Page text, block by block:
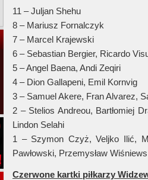
11 – Juljan Shehu
8 – Mariusz Fornalczyk
7 – Marcel Krajewski
6 – Sebastian Bergier, Ricardo
5 – Angel Baena, Andi Zeqiri
4 – Dion Gallapeni, Emil Kornvig
3 – Samuel Akere, Fran Alvarez,
2 – Stelios Andreou, Bartłomiej
Lindon Selahi
1 – Szymon Czyż, Veljko Ilić,
Pawłowski, Przemysław
Czerwone kartki piłkarzy